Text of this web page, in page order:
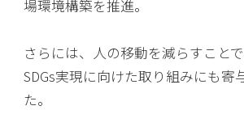
場環境構築を推進。
さらには、人の移動を減らすこと
SDGs実現に向けた取り組みにも寄
た。